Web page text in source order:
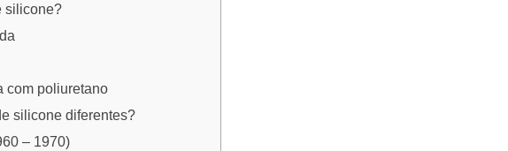
silicone?
com poliuretano
silicone diferentes?
– 1970)